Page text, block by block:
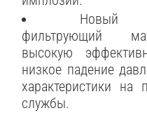
Новый
фильтрующий
высокую
низкое падение
характеристики на
службы.